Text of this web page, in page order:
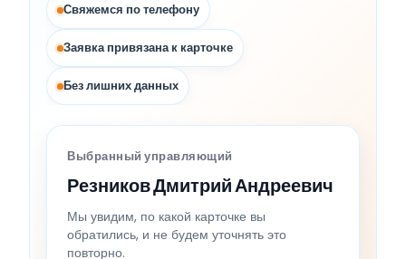
Свяжемся по телефону
Заявка привязана к карточке
Без лишних данных
Выбранный управляющий
Резников Дмитрий Андреевич
Мы увидим, по какой карточке вы
обратились, и не будем уточнять это
повторно.